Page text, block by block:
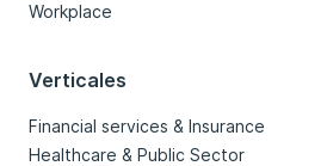
Workplace
Verticales
Financial services & Insurance
Healthcare & Public Sector